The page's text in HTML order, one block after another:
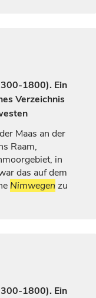
1800). Ein
Verzeichnis
Maas an der
Raam,
in
das auf dem
Nimwegen zu
1800). Ein